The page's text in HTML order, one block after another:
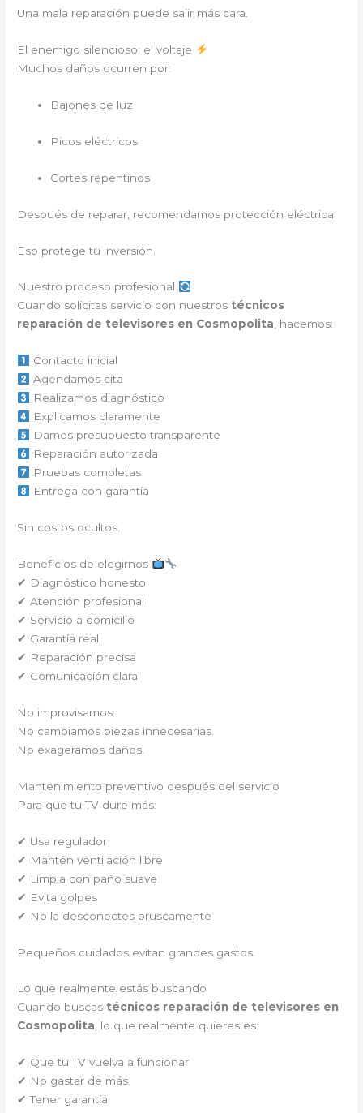
Una mala reparación puede salir más cara.
El enemigo silencioso: el voltaje
Muchos daños ocurren por:
Bajones de luz
Picos eléctricos
Cortes repentinos
Después de reparar, recomendamos protección eléctrica.
Eso protege tu inversión.
Nuestro proceso profesional
Cuando solicitas servicio con nuestros técnicos
reparación de televisores en Cosmopolita, hacemos:
Contacto inicial
Agendamos cita
Realizamos diagnóstico
Explicamos claramente
Damos presupuesto transparente
Reparación autorizada
Pruebas completas
Entrega con garantía
Sin costos ocultos.
Beneficios de elegirnos
✔ Diagnóstico honesto
✔ Atención profesional
✔ Servicio a domicilio
✔ Garantía real
✔ Reparación precisa
✔ Comunicación clara
No improvisamos.
No cambiamos piezas innecesarias.
No exageramos daños.
Mantenimiento preventivo después del servicio
Para que tu TV dure más:
✔ Usa regulador
✔ Mantén ventilación libre
✔ Limpia con paño suave
✔ Evita golpes
✔ No la desconectes bruscamente
Pequeños cuidados evitan grandes gastos.
Lo que realmente estás buscando
Cuando buscas técnicos reparación de televisores en
Cosmopolita, lo que realmente quieres es:
✔ Que tu TV vuelva a funcionar
✔ No gastar de más
✔ Tener garantía